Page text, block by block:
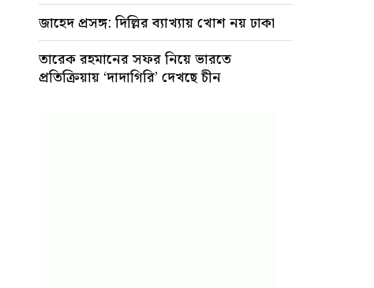
জাহেদ প্রসঙ্গ: দিল্লির ব্যাখ্যায় খোশ নয় ঢাকা
তারেক রহমানের সফর নিয়ে ভারতে
প্রতিক্রিয়ায় ‘দাদাগিরি’ দেখছে চীন